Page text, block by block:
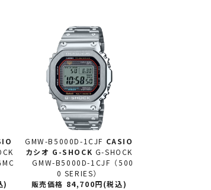
)
GMW-B5000D-1CJF CASIO
カシオ G-SHOCK G-SHOCK
GMW-B5000D-1CJF（500
0 SERIES）
販売価格 84,700円(税込)